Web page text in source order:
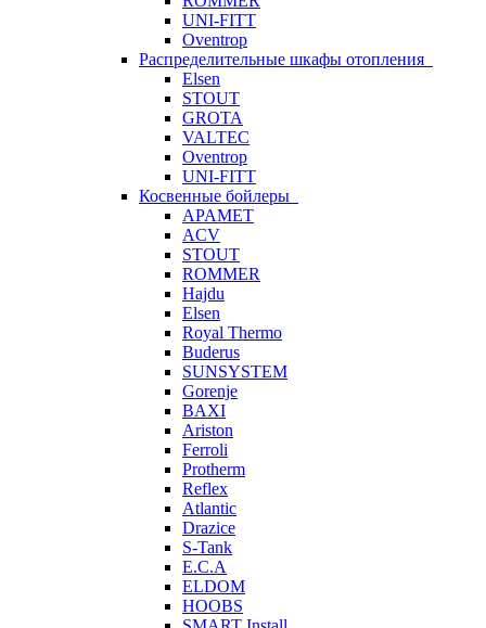
UNI-FITT
Oventrop
Распределительные шкафы отопления
Elsen
STOUT
GROTA
VALTEC
Oventrop
UNI-FITT
Косвенные бойлеры
APAMET
ACV
STOUT
ROMMER
Hajdu
Elsen
Royal Thermo
Buderus
SUNSYSTEM
Gorenje
BAXI
Ariston
Ferroli
Protherm
Reflex
Atlantic
Drazice
S-Tank
E.C.A
ELDOM
HOOBS